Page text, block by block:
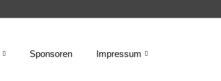
Sponsoren Impressum